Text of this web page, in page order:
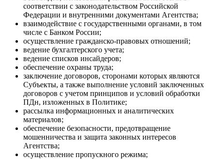
соответствии с законодательством Российской
Федерации и внутренними документами Агентства;
взаимодействие с государственными органами, в том
числе с Банком России;
осуществление гражданско-правовых отношений;
ведение бухгалтерского учета;
ведение списков инсайдеров;
обеспечение охраны труда;
заключение договоров, сторонами которых являются
Субъекты, а также выполнение условий заключенных
договоров с учетом принципов и условий обработки
ПДн, изложенных в Политике;
рассылка информационных и аналитических
материалов;
обеспечение безопасности, предотвращение
мошенничества и защита законных интересов
Агентства;
осуществление пропускного режима;